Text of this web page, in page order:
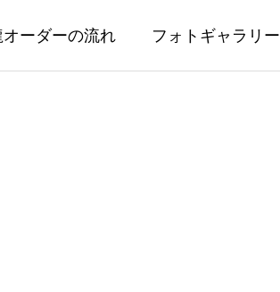
ーダーの流れ フォトギャラリー